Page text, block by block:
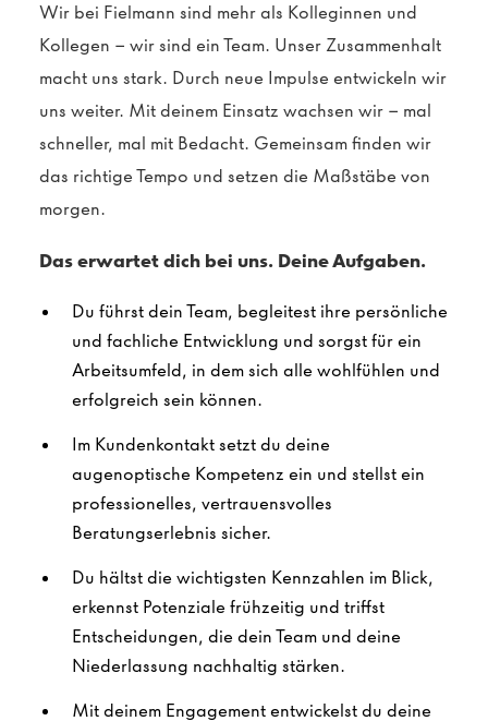
Wir bei Fielmann sind mehr als Kolleginnen und
Kollegen – wir sind ein Team. Unser Zusammenhalt
macht uns stark. Durch neue Impulse entwickeln wir
uns weiter. Mit deinem Einsatz wachsen wir – mal
schneller, mal mit Bedacht. Gemeinsam finden wir
das richtige Tempo und setzen die Maßstäbe von
morgen.
Das erwartet dich bei uns. Deine Aufgaben.
Du führst dein Team, begleitest ihre persönliche
und fachliche Entwicklung und sorgst für ein
Arbeitsumfeld, in dem sich alle wohlfühlen und
erfolgreich sein können.
Im Kundenkontakt setzt du deine
augenoptische Kompetenz ein und stellst ein
professionelles, vertrauensvolles
Beratungserlebnis sicher.
Du hältst die wichtigsten Kennzahlen im Blick,
erkennst Potenziale frühzeitig und triffst
Entscheidungen, die dein Team und deine
Niederlassung nachhaltig stärken.
Mit deinem Engagement entwickelst du deine